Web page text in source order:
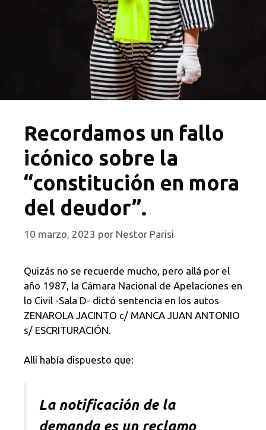
Recordamos un fallo
icónico sobre la
“constitución en mora
del deudor”.
10 marzo, 2023 por Nestor Parisi
Quizás no se recuerde mucho, pero allá por el
año 1987, la Cámara Nacional de Apelaciones en
lo Civil -Sala D- dictó sentencia en los autos
ZENAROLA JACINTO c/ MANCA JUAN ANTONIO
s/ ESCRITURACIÓN.
Allí había dispuesto que:
La notificación de la
demanda es un reclamo